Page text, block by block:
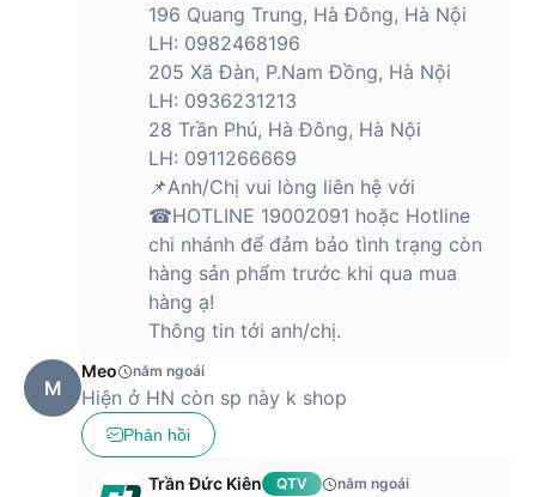
Kích thước & Trọng lượng
1.46 kg
323 x 215 x 17.9 mm
Dung lượng pin
3-cell, 41Wh
Bộ sạc theo máy
AC Adaptor 45W
Cổng kết nối & Tính năng mở rộng
RealTek RTL8822CE 802.11 ax,
Bluetooth 5
Các cổng giao
1 x SD card slot
1 x Type-C
1 x HDMI
audio jack
196 Quang Trung, Hà Đông, Hà Nội
LH: 0982468196
205 Xã Đàn, P.Nam Đồng, Hà Nội
LH: 0936231213
28 Trần Phú, Hà Đông, Hà Nội
LH: 0911266669
📌Anh/Chị vui lòng liên hệ với
☎HOTLINE 19002091 hoặc Hotline
chi nhánh để đảm bảo tình trạng còn
hàng sản phẩm trước khi qua mua
hàng ạ!
Thông tin tới anh/chị.
M
Meo năm ngoái
Hiện ở HN còn sp này k shop
Phản hồi
Trần Đức Kiên QTV năm ngoái